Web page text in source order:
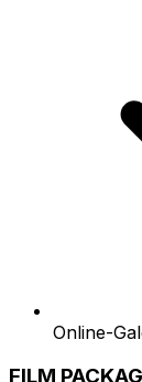
Online-
FILM